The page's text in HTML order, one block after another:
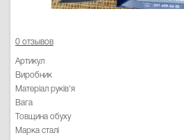
0 отзывов
Артикул
Виробник
Матеріал руків'я
Вага
Товщина обуху
Марка сталі